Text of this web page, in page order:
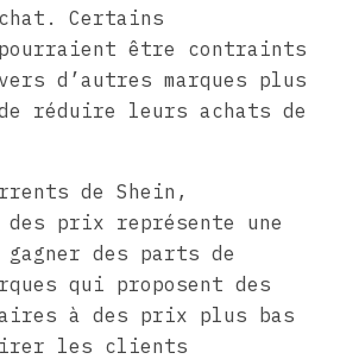
Certains
pourraient être contraints
d’autres marques plus
réduire leurs achats de
de Shein,
des prix représente une
des parts de
qui proposent des
à des prix plus bas
les clients